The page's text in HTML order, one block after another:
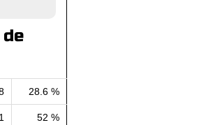
28.6 %
52 %